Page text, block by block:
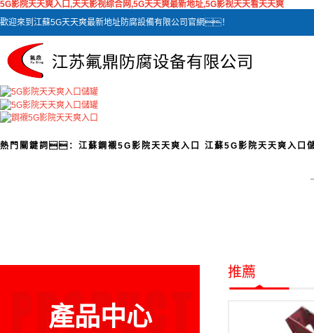
5G影院天天爽入口,天天影视综合网,5G天天爽最新地址,5G影视天天看天天爽
歡迎來到江蘇5G天天爽最新地址防腐設備有限公司官網！
熱門關鍵詞： 江蘇鋼襯5G影院天天爽入口 江蘇5G影院天天爽入口
產品中心
推薦